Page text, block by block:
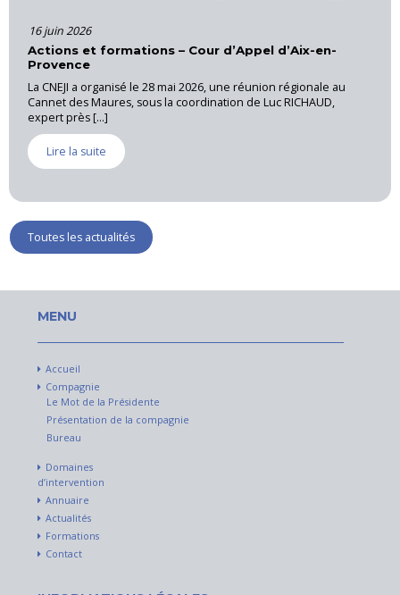
qui
16 juin 2026
Actions et formations – Cour d’Appel d’Aix-en-
Provence
La CNEJI a organisé le 28 mai 2026, une réunion régionale au
Cannet des Maures, sous la coordination de Luc RICHAUD,
expert près [...]
Lire la suite
Toutes les actualités
MENU
Accueil
Compagnie
Le Mot de la Présidente
Présentation de la compagnie
Bureau
Domaines
d’intervention
Annuaire
Actualités
Formations
Contact